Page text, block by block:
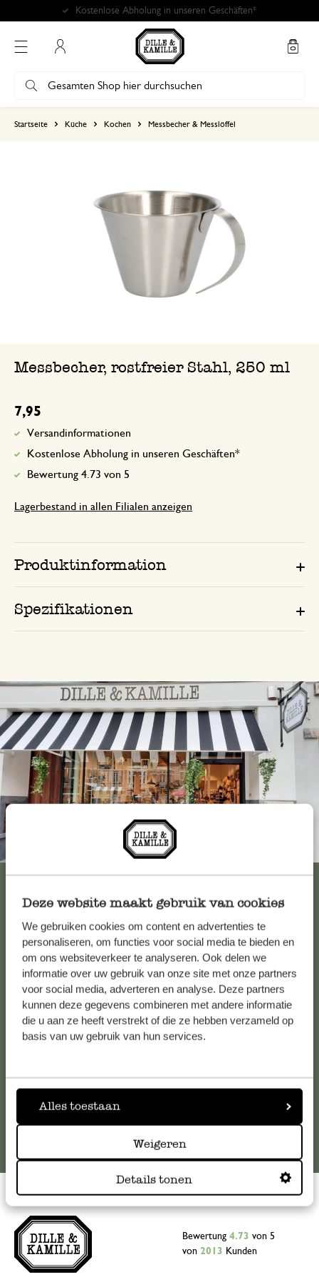
Deze website maakt gebruik van cookies
We gebruiken cookies om content en advertenties te
personaliseren, om functies voor social media te bieden en
om ons websiteverkeer te analyseren. Ook delen we
informatie over uw gebruik van onze site met onze partners
voor social media, adverteren en analyse. Deze partners
kunnen deze gegevens combineren met andere informatie
die u aan ze heeft verstrekt of die ze hebben verzameld op
basis van uw gebruik van hun services.
Alles toestaan
Weigeren
Details tonen
Kostenlose Abholung in unseren Geschäften*
Startseite Küche Kochen Messbecher & Messlöffel
Messbecher, rostfreier Stahl, 250 ml
7,95
Versandinformationen
Kostenlose Abholung in unseren Geschäften*
Bewertung 4.73 von 5
Lagerbestand in allen Filialen anzeigen
Produktinformation
Spezifikationen
Immer in der Nähe
Alle 62 Geschäfte anzeigen
Kundenservice/Hilfe
Falls Sie Fragen haben oder Tipps und Hilfe brauchen, wenden
Sie sich bitte an unseren Kundenservice. Oder lesen Sie hier
die Antworten aufhäufig gestellte Fragen.
Bewertung 4.73 von 5
von 2013 Kunden